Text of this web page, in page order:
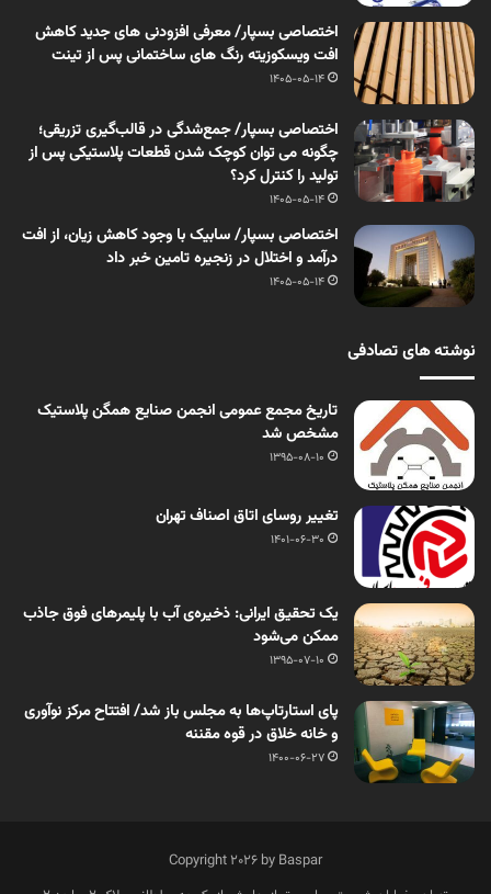
اختصاصی بسپار/ معرفی افزودنی های جدید کاهش
افت ویسکوزیته رنگ های ساختمانی پس از تینت
1405-05-14
اختصاصی بسپار/ جمع‌شدگی در قالب‌گیری تزریقی؛
چگونه می توان کوچک شدن قطعات پلاستیکی پس از
تولید را کنترل کرد؟
1405-05-14
اختصاصی بسپار/ سابیک با وجود کاهش زیان، از افت
درآمد و اختلال در زنجیره تامین خبر داد
1405-05-14
نوشته های تصادفی
تاریخ مجمع عمومی انجمن صنایع همگن پلاستیک
مشخص شد
1395-08-10
تغییر روسای اتاق اصناف تهران
1401-06-30
یک تحقیق ایرانی: ذخیره‌ی آب با پلیمرهای فوق جاذب
ممکن می‌شود
1395-07-10
پای استارتاپ‌ها به مجلس باز شد/ افتتاح مرکز نوآوری
و خانه خلاق در قوه مقننه
1400-06-27
Copyright 2026 by Baspar